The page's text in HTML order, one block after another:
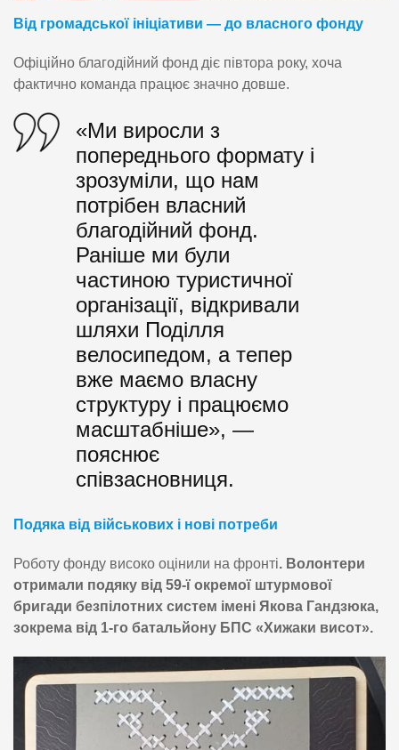
Від громадської ініціативи — до власного фонду
Офіційно благодійний фонд діє півтора року, хоча
фактично команда працює значно довше.
«Ми виросли з
попереднього формату і
зрозуміли, що нам
потрібен власний
благодійний фонд.
Раніше ми були
частиною туристичної
організації, відкривали
шляхи Поділля
велосипедом, а тепер
вже маємо власну
структуру і працюємо
масштабніше», —
пояснює
співзасновниця.
Подяка від військових і нові потреби
Роботу фонду високо оцінили на фронті. Волонтери
отримали подяку від 59-ї окремої штурмової
бригади безпілотних систем імені Якова Гандзюка,
зокрема від 1-го батальйону БПС «Хижаки висот».